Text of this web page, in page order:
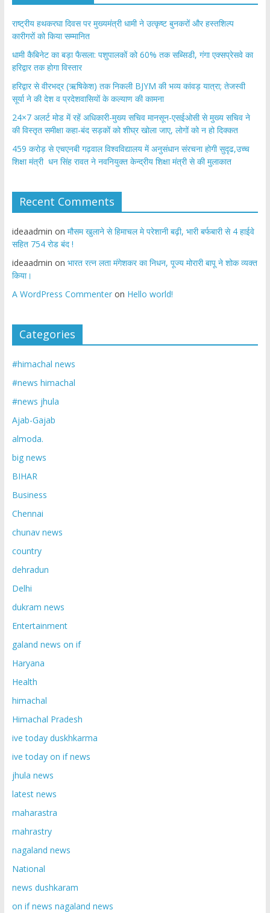
राष्ट्रीय हथकरघा दिवस पर मुख्यमंत्री धामी ने उत्कृष्ट बुनकरों और हस्तशिल्प
कारीगरों को किया सम्मानित
​धामी कैबिनेट का बड़ा फैसला: पशुपालकों को 60% तक सब्सिडी, गंगा एक्सप्रेसवे का
हरिद्वार तक होगा विस्तार
​हरिद्वार से वीरभद्र (ऋषिकेश) तक निकली BJYM की भव्य कांवड़ यात्रा; तेजस्वी
सूर्या ने की देश व प्रदेशवासियों के कल्याण की कामना
24×7 अलर्ट मोड में रहें अधिकारी-मुख्य सचिव मानसून-एसईओसी से मुख्य सचिव ने
की विस्तृत समीक्षा कहा-बंद सड़कों को शीघ्र खोला जाए, लोगों को न हो दिक्कत
459 करोड़ से एचएनबी गढ़वाल विश्वविद्यालय में अनुसंधान संरचना होगी सुदृढ,उच्च
शिक्षा मंत्री धन सिंह रावत ने नवनियुक्त केन्द्रीय शिक्षा मंत्री से की मुलाकात
Recent Comments
ideaadmin on मौसम खुलाने से हिमाचल मे परेशानी बढ़ी, भारी बर्फबारी से 4 हाईवे
सहित 754 रोड बंद !
ideaadmin on भारत रत्न लता मंगेशकर का निधन, पूज्य मोरारी बापू ने शोक व्यक्त
किया।
A WordPress Commenteron Hello world!
Categories
#himachal news
#news himachal
#news jhula
Ajab-Gajab
almoda.
big news
BIHAR
Business
Chennai
chunav news
country
dehradun
Delhi
dukram news
Entertainment
galand news on if
Haryana
Health
himachal
Himachal Pradesh
ive today duskhkarma
ive today on if news
jhula news
latest news
maharastra
mahrastry
nagaland news
National
news dushkaram
on if news nagaland news